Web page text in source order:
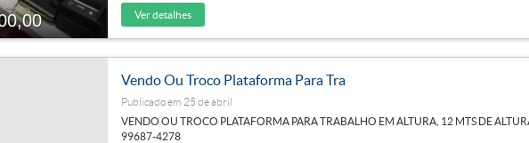
Ver detalhes
Vendo Ou Troco Plataforma Para Tra
Publicado em 25 de abril
VENDO OU TROCO PLATAFORMA PARA TRABALHO EM ALTURA, 12 MTS DE
99687-4278